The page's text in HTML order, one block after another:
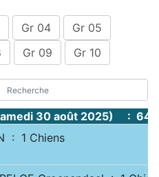
Gr 04
Gr 05
Gr 09 Gr 10
30 août 2025) :
: 1 Chiens